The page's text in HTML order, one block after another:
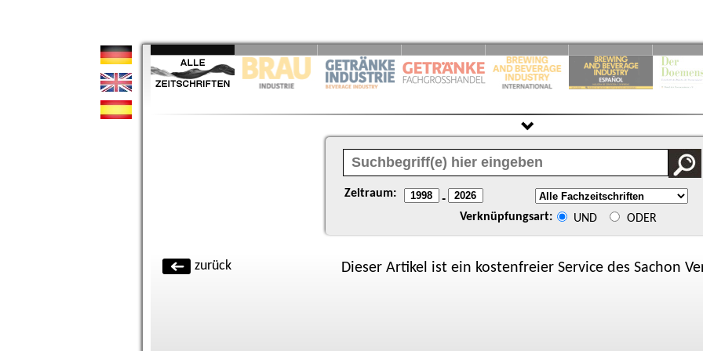
Zeitraum: -
Verknüpfungsart: UND ODER
zurück Dieser Artikel ist ein kostenfreier Service des Sachon